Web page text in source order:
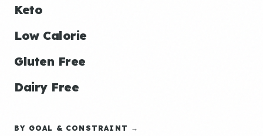
Keto
Low Calorie
Gluten Free
Dairy Free
BY GOAL & CONSTRAINT →